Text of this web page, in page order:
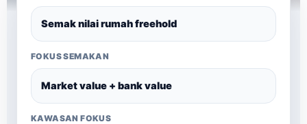
Semak nilai rumah freehold
FOKUS SEMAKAN
Market value + bank value
KAWASAN FOKUS